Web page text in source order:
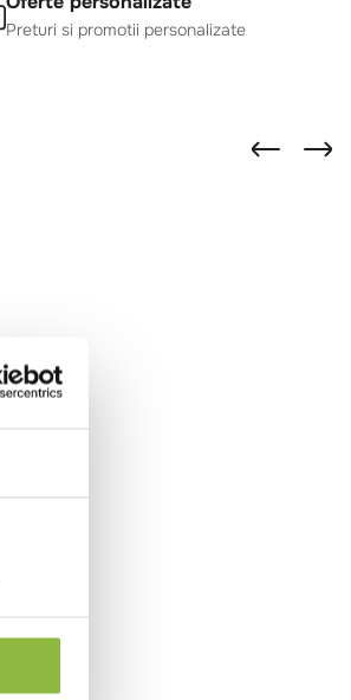
Preturi si promotii personalizate